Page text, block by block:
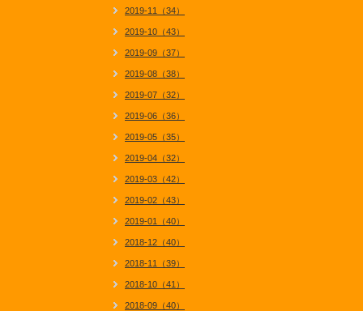
2019-11（34）
2019-10（43）
2019-09（37）
2019-08（38）
2019-07（32）
2019-06（36）
2019-05（35）
2019-04（32）
2019-03（42）
2019-02（43）
2019-01（40）
2018-12（40）
2018-11（39）
2018-10（41）
2018-09（40）